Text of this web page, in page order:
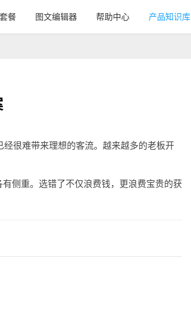
餐 图文编辑器 帮助中心 产品知识库
很难带来理想的客流。越来越多的老板开
侧重。选错了不仅浪费钱，更浪费宝贵的获